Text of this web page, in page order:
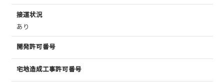
接道状況
あり
開発許可番号
宅地造成工事許可番号